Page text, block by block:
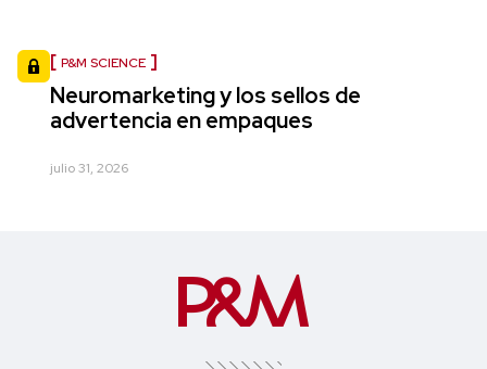
P&M SCIENCE
Neuromarketing y los sellos de
advertencia en empaques
julio 31, 2026